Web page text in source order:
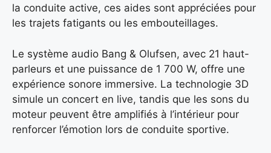
la conduite active, ces aides sont appréciées pour
les trajets fatigants ou les embouteillages.
Le système audio Bang & Olufsen, avec 21 haut-
parleurs et une puissance de 1 700 W, offre une
expérience sonore immersive. La technologie 3D
simule un concert en live, tandis que les sons du
moteur peuvent être amplifiés à l’intérieur pour
renforcer l’émotion lors de conduite sportive.